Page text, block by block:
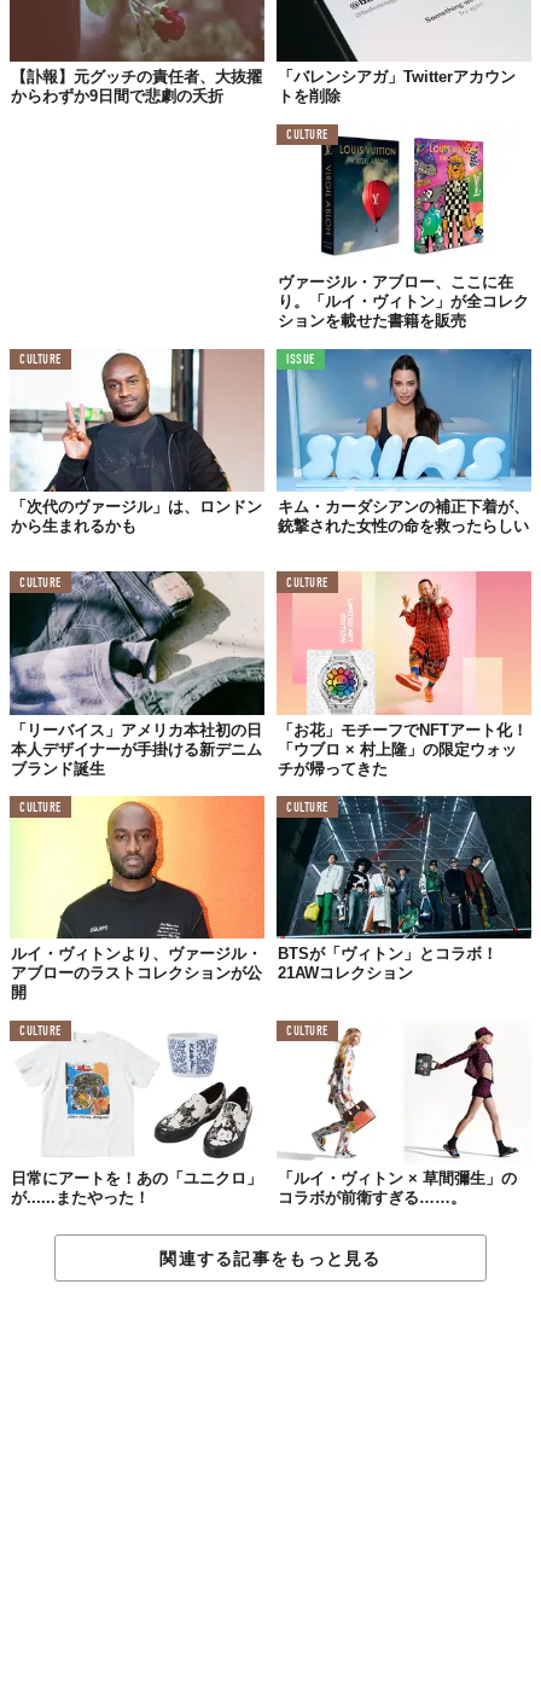
【訃報】元グッチの責任者、大抜擢
からわずか9日間で悲劇の夭折
「バレンシアガ」Twitterアカウン
トを削除
CULTURE
ヴァージル・アブロー、ここに在
り。「ルイ・ヴィトン」が全コレク
ションを載せた書籍を販売
CULTURE
「次代のヴァージル」は、ロンドン
から生まれるかも
ISSUE
キム・カーダシアンの補正下着が、
銃撃された女性の命を救ったらしい
CULTURE
「リーバイス」アメリカ本社初の日
本人デザイナーが手掛ける新デニム
ブランド誕生
CULTURE
「お花」モチーフでNFTアート化！
「ウブロ × 村上隆」の限定ウォッ
チが帰ってきた
CULTURE
ルイ・ヴィトンより、ヴァージル・
アブローのラストコレクションが公
開
CULTURE
BTSが「ヴィトン」とコラボ！
21AWコレクション
CULTURE
日常にアートを！あの「ユニクロ」
が......またやった！
CULTURE
「ルイ・ヴィトン × 草間彌生」の
コラボが前衛すぎる……。
関連する記事をもっと見る